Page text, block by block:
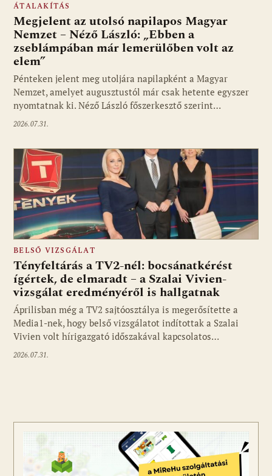
ÁTALAKÍTÁS
Megjelent az utolsó napilapos Magyar
Nemzet – Néző László: „Ebben a
zseblámpában már lemerülőben volt az
elem”
Pénteken jelent meg utoljára napilapként a Magyar
Nemzet, amelyet augusztustól már csak hetente egyszer
nyomtatnak ki. Néző László főszerkesztő szerint…
2026.07.31.
BELSŐ VIZSGÁLAT
Tényfeltárás a TV2-nél: bocsánatkérést
ígértek, de elmaradt – a Szalai Vivien-
vizsgálat eredményéről is hallgatnak
Áprilisban még a TV2 sajtóosztálya is megerősítette a
Media1-nek, hogy belső vizsgálatot indítottak a Szalai
Vivien volt hírigazgató időszakával kapcsolatos…
2026.07.31.